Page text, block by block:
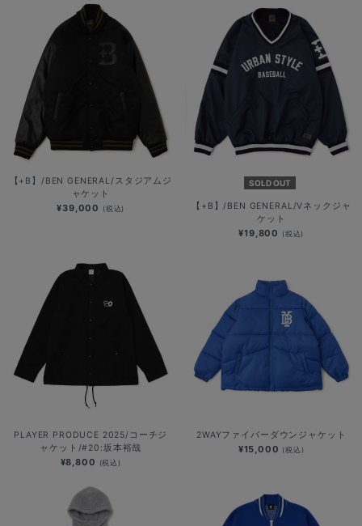
【+B】/BEN GENERAL/スタジアムジ
ャケット
¥39,000 (税込)
SOLD OUT
【+B】/BEN GENERAL/Vネックジャ
ケット
¥19,800 (税込)
PLAYER PRODUCE 2025/コーチジ
ャケット/#20:坂本裕哉
¥8,800 (税込)
2WAYファイバーダウンジャケット
¥15,000 (税込)